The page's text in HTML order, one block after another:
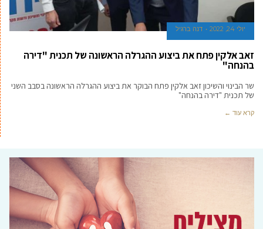
יולי 24, 2022 דנה ברגיל
זאב אלקין פתח את ביצוע ההגרלה הראשונה של תכנית "דירה
בהנחה"
שר הבינוי והשיכון זאב אלקין פתח הבוקר את ביצוע ההגרלה הראשונה בסבב השני
של תכנית "דירה בהנחה"
קרא עוד ←